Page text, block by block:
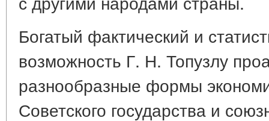
Богатый фактический и
возможность Г. Н. Топузлу
разнообразные формы
Советского государства и